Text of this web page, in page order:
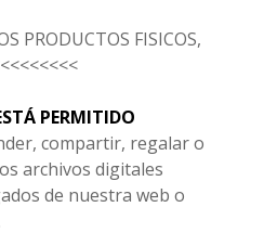
PRODUCTOS FISICOS,
PERMITIDO
compartir, regalar o
archivos digitales
de nuestra web o